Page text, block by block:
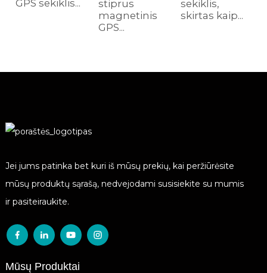
GPS sekiklis...
stiprus
magnetinis
GPS...
sekiklis,
skirtas kaip...
Jei jums patinka bet kuri iš mūsų prekių, kai peržiūrėsite
mūsų produktų sąrašą, nedvejodami susisiekite su mumis
ir pasiteiraukite.
Mūsų Produktai